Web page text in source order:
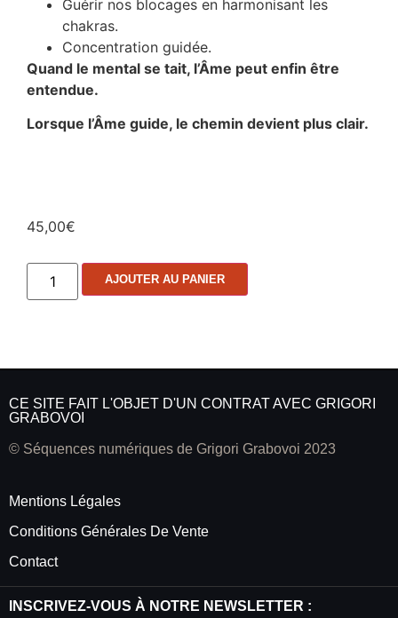
Guérir nos blocages en harmonisant les
chakras.
Concentration guidée.
Quand le mental se tait, l’Âme peut enfin être
entendue.
Lorsque l’Âme guide, le chemin devient plus clair.
45,00€
AJOUTER AU PANIER
CE SITE FAIT L'OBJET D'UN CONTRAT AVEC GRIGORI
GRABOVOI
© Séquences numériques de Grigori Grabovoi 2023
Mentions Légales
Conditions Générales De Vente
Contact
INSCRIVEZ-VOUS À NOTRE NEWSLETTER :